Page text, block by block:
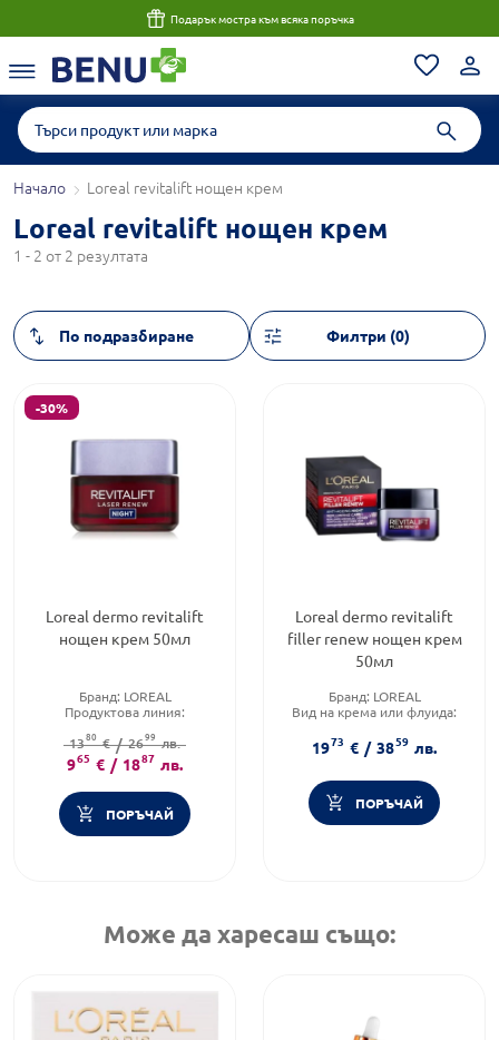
Подарък мостра към всяка поръчка
Начало Loreal revitalift нощен крем
Loreal revitalift нощен крем
1 - 2 от 2 резултата
Филтри (0)
-30%
Loreal dermo revitalift
нощен крем 50мл
Бранд: LOREAL
Продуктова линия:
Функционалност:Антиейдж
1380 € / 2699 лв.
965 € / 1887 лв.
ПОРЪЧАЙ
Loreal dermo revitalift
filler renew нощен крем
50мл
Бранд: LOREAL
Вид на крема или флуида:
Тип козметика:Масова
козметика
1973 € / 3859 лв.
ПОРЪЧАЙ
Може да харесаш също: